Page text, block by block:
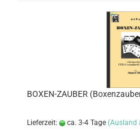
BOXEN-ZAUBER
Lieferzeit: ca. 3-4 Tage (Ausland